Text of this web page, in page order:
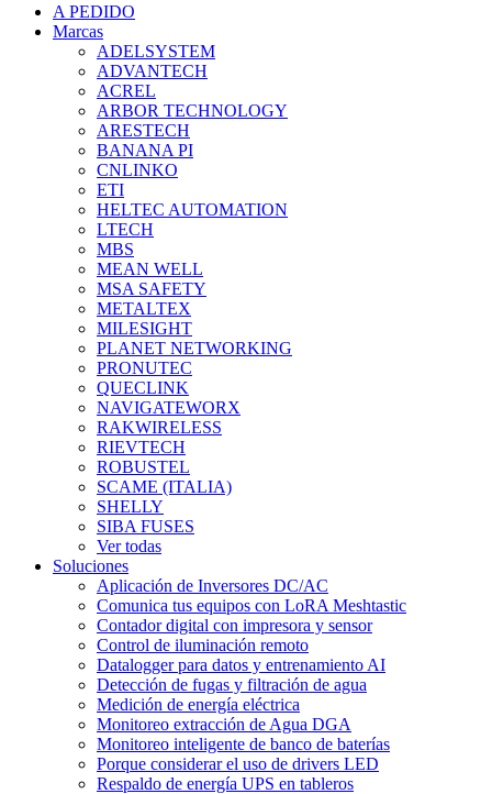
A PEDIDO
Marcas
ADELSYSTEM
ADVANTECH
ACREL
ARBOR TECHNOLOGY
ARESTECH
BANANA PI
CNLINKO
ETI
HELTEC AUTOMATION
LTECH
MBS
MEAN WELL
MSA SAFETY
METALTEX
MILESIGHT
PLANET NETWORKING
PRONUTEC
QUECLINK
NAVIGATEWORX
RAKWIRELESS
RIEVTECH
ROBUSTEL
SCAME (ITALIA)
SHELLY
SIBA FUSES
Ver todas
Soluciones
Aplicación de Inversores DC/AC
Comunica tus equipos con LoRA Meshtastic
Contador digital con impresora y sensor
Control de iluminación remoto
Datalogger para datos y entrenamiento AI
Detección de fugas y filtración de agua
Medición de energía eléctrica
Monitoreo extracción de Agua DGA
Monitoreo inteligente de banco de baterías
Porque considerar el uso de drivers LED
Respaldo de energía UPS en tableros